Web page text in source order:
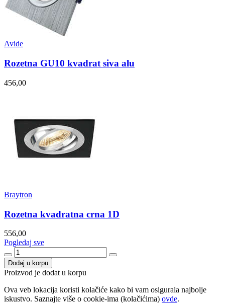
Avide
Rozetna GU10 kvadrat siva alu
456,00
Braytron
Rozetna kvadratna crna 1D
556,00
Pogledaj sve
Dodaj u korpu
Proizvod je dodat u korpu
Ova veb lokacija koristi kolačiće kako bi vam osigurala najbolje
iskustvo. Saznajte više o cookie-ima (kolačićima) ovde.